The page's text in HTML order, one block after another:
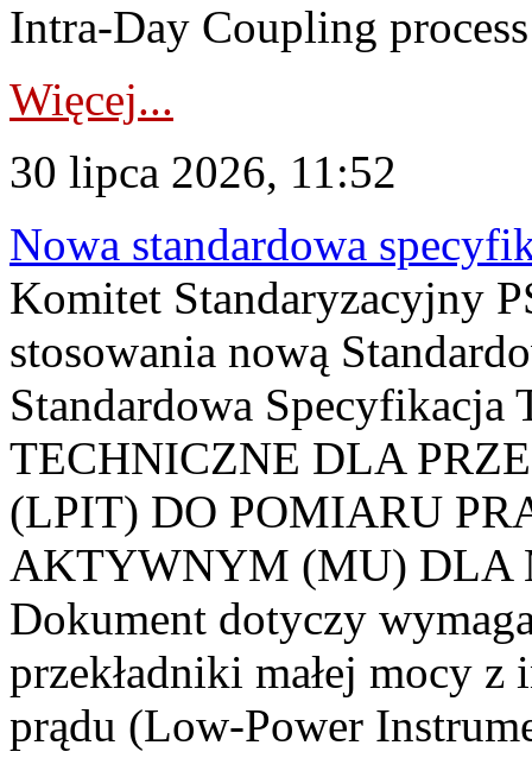
Intra-Day Coupling
Więcej...
30 lipca 2026, 11:52
Nowa standardowa
Komitet Standaryzacyjny
stosowania nową
Standardowa
TECHNICZNE DLA
(LPIT) DO POMIARU
AKTYWNYM (MU) DLA
Dokument dotyczy
przekładniki małej mocy
prądu (Low-Power